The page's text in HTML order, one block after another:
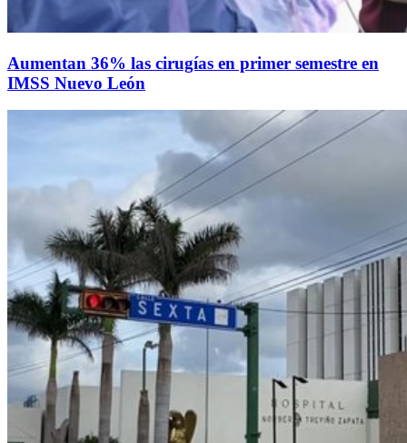
Aumentan 36% las cirugías en primer semestre en
IMSS Nuevo León